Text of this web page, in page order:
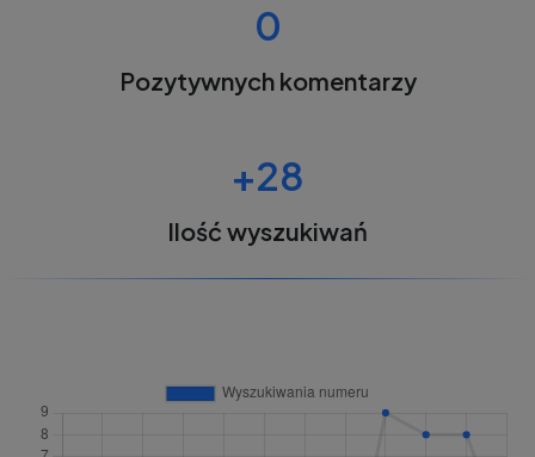
0
Pozytywnych komentarzy
+28
Ilość wyszukiwań